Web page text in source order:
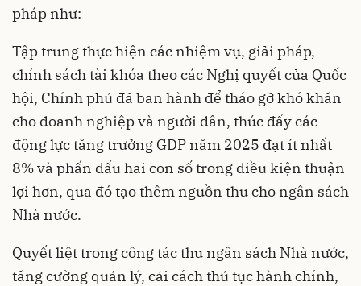
pháp như:
Tập trung thực hiện các nhiệm vụ, giải pháp,
chính sách tài khóa theo các Nghị quyết của Quốc
hội, Chính phủ đã ban hành để tháo gỡ khó khăn
cho doanh nghiệp và người dân, thúc đẩy các
động lực tăng trưởng GDP năm 2025 đạt ít nhất
8% và phấn đấu hai con số trong điều kiện thuận
lợi hơn, qua đó tạo thêm nguồn thu cho ngân sách
Nhà nước.
Quyết liệt trong công tác thu ngân sách Nhà nước,
tăng cường quản lý, cải cách thủ tục hành chính,